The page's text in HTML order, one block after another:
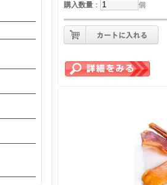
購入数量 ： 個